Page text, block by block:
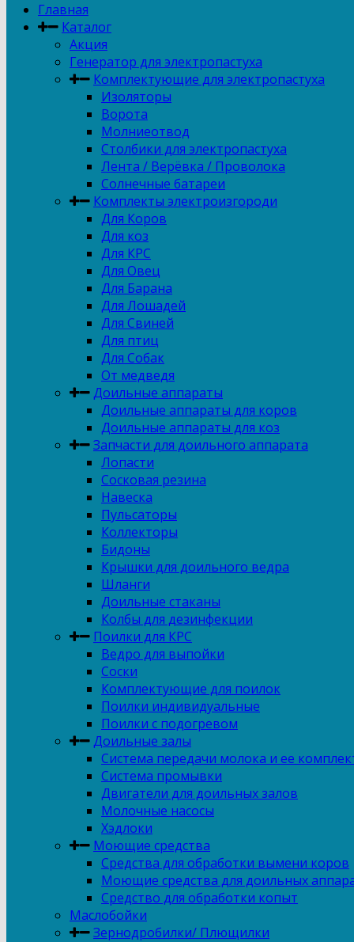
Главная
Каталог
Акция
Генератор для электропастуха
Комплектующие для электропастуха
Изоляторы
Ворота
Молниеотвод
Столбики для электропастуха
Лента / Верёвка / Проволока
Солнечные батареи
Комплекты электроизгороди
Для Коров
Для коз
Для КРС
Для Овец
Для Барана
Для Лошадей
Для Свиней
Для птиц
Для Собак
От медведя
Доильные аппараты
Доильные аппараты для коров
Доильные аппараты для коз
Запчасти для доильного аппарата
Лопасти
Сосковая резина
Навеска
Пульсаторы
Коллекторы
Бидоны
Крышки для доильного ведра
Шланги
Доильные стаканы
Колбы для дезинфекции
Поилки для КРС
Ведро для выпойки
Соски
Комплектующие для поилок
Поилки индивидуальные
Поилки с подогревом
Доильные залы
Система передачи молока и ее
Система промывки
Двигатели для доильных залов
Молочные насосы
Хэдлоки
Моющие средства
Средства для обработки вымени коров
Моющие средства для доильных
Средство для обработки копыт
Маслобойки
Зернодробилки/ Плющилки